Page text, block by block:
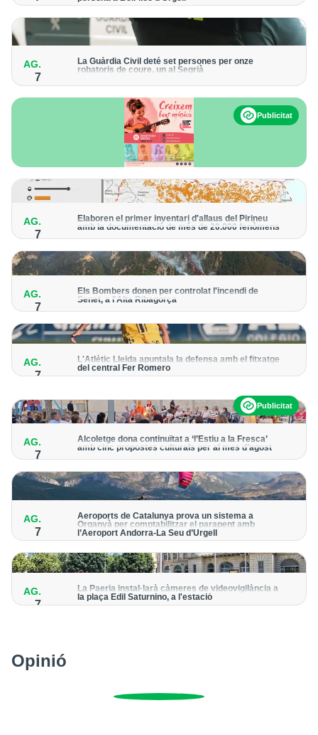
forma progressiva
AG.
7
La Guàrdia Civil deté set persones per onze
robatoris de coure, un al Segrià
Publicitat
AG.
7
Elaboren el primer inventari d'allaus del Pirineu
amb la documentació de més de 20.000 fenòmens
Obra de l'Institut Cartogràfic i Geològic de Catalunya, amb
AG.
7
Els Bombers donen per controlat l'incendi de
Senet, a l'Alta Ribagorça
El cos manté la vigilància de la zona amb drons i mitjans aeris
AG.
7
L'Atlètic Lleida apuntala la defensa amb el fitxatge
del central Fer Romero
Publicitat
AG.
7
Alcoletge dona continuïtat a ‘l’Estiu a la Fresca’
amb cinc propostes culturals per al mes d’agost
Un dels grans protagonistes de la programació serà
AG.
7
Aeroports de Catalunya prova un sistema a
Organyà per comptabilitzar el parapent amb
l’Aeroport Andorra-La Seu d’Urgell
mòbil per donar pas als avions amb vols instrumentals
AG.
7
La Paeria instal·larà càmeres de videovigilància a
la plaça Edil Saturnino, a l'estació
Opinió